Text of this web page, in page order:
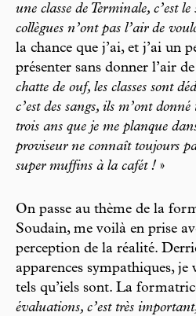
une classe de Terminale, c’est
collègues n’ont pas l’air de
la chance que j’ai, et j’ai un
présenter sans donner l’air
chatte de ouf, les classes sont
c’est des sangs, ils m’ont
trois ans que je me planque
proviseur ne connaît toujours
super muffins à la cafét ! »
On passe au thème de la
Soudain, me voilà en prise
perception de la réalité.
apparences sympathiques, je
tels qu’iels sont. La
évaluations, c’est très